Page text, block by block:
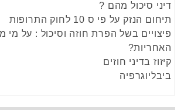
דיני סיכול מהם ?
תיחום הנזק על פי ס 10 לחוק התרופות
פיצויים בשל הפרת חוזה וסיכול : על מי
האחריות?
קיזוז בדיני חוזים
ביבליוגרפיה